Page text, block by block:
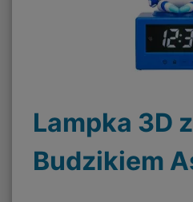
Lampka 3D z
Budzikiem